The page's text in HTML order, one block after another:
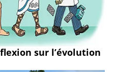
sur l’évolution